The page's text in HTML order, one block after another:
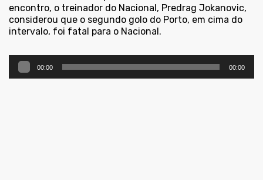
encontro, o treinador do Nacional, Predrag Jokanovic,
considerou que o segundo golo do Porto, em cima do
intervalo, foi fatal para o Nacional.
Reprodutor
de
00:00 00:00